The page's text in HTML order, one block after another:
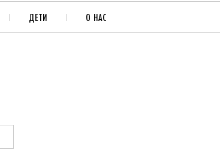
ДЕТИ О НАС